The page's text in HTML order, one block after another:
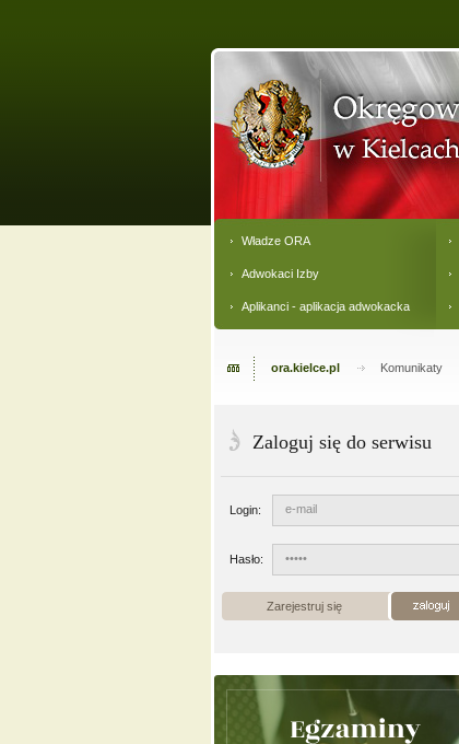
Władze ORA
Adwokaci Izby
Aplikanci - aplikacja adwokacka
ora.kielce.pl Komunikaty
Zaloguj się do serwisu
Login:
Hasło:
Zarejestruj się